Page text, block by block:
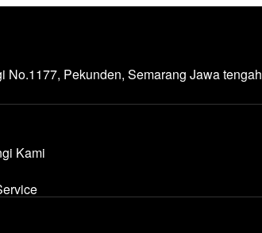
No.1177, Pekunden, Semarang Jawa tengah
Kami